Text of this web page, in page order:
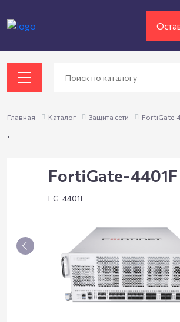
Главная Каталог Защита сети FortiGate-
.
FortiGate-4401F
FG-4401F